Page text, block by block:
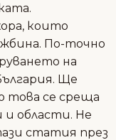
които
По-точно
на
Ще
това се среща
и области. Не
статия през